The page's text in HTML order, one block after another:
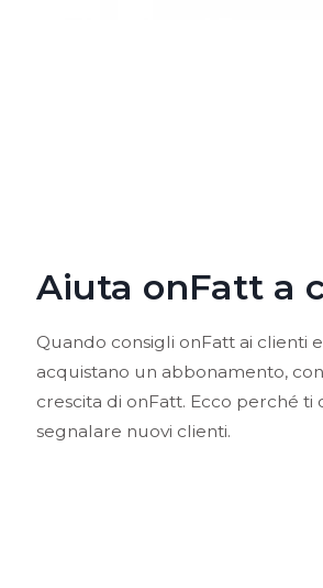
Aiuta onFatt a
Quando consigli onFatt ai clienti
acquistano un abbonamento,
crescita di onFatt. Ecco perché
segnalare nuovi clienti.